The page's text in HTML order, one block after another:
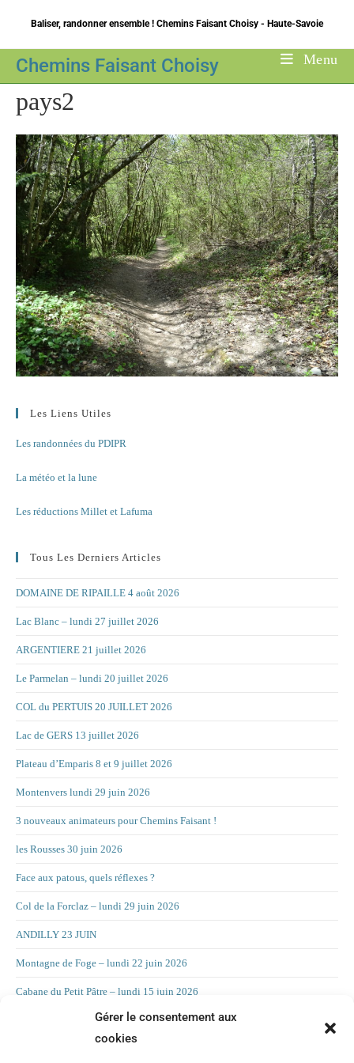
Gérer le consentement aux
cookies
content
Baliser, randonner ensemble ! Chemins Faisant Choisy - Haute-Savoie
Chemins Faisant Choisy Menu
pays2
Les Liens Utiles
Les randonnées du PDIPR
La météo et la lune
Les réductions Millet et Lafuma
Tous Les Derniers Articles
DOMAINE DE RIPAILLE 4 août 2026
Lac Blanc – lundi 27 juillet 2026
ARGENTIERE 21 juillet 2026
Le Parmelan – lundi 20 juillet 2026
COL du PERTUIS 20 JUILLET 2026
Lac de GERS 13 juillet 2026
Plateau d’Emparis 8 et 9 juillet 2026
Montenvers lundi 29 juin 2026
3 nouveaux animateurs pour Chemins Faisant !
les Rousses 30 juin 2026
Face aux patous, quels réflexes ?
Col de la Forclaz – lundi 29 juin 2026
ANDILLY 23 JUIN
Montagne de Foge – lundi 22 juin 2026
Cabane du Petit Pâtre – lundi 15 juin 2026
La Croix d’Allant – lundi 8 juin 2026